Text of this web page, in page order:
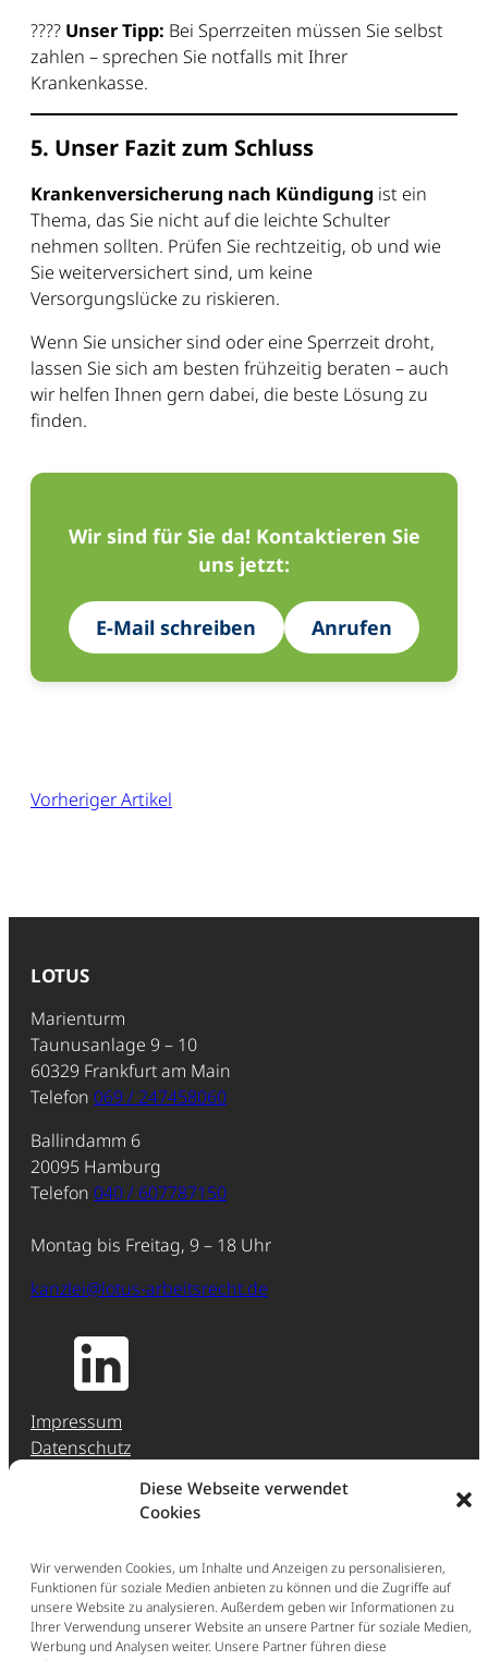
Diese Webseite verwendet
Cookies
Wir verwenden Cookies, um Inhalte und Anzeigen zu personalisieren,
Funktionen für soziale Medien anbieten zu können und die Zugriffe auf
unsere Website zu analysieren. Außerdem geben wir Informationen zu
Ihrer Verwendung unserer Website an unsere Partner für soziale Medien,
Werbung und Analysen weiter. Unsere Partner führen diese
???? Unser Tipp: Bei Sperrzeiten müssen Sie selbst
zahlen – sprechen Sie notfalls mit Ihrer
Krankenkasse.
5. Unser Fazit zum Schluss
Krankenversicherung nach Kündigung ist ein
Thema, das Sie nicht auf die leichte Schulter
nehmen sollten. Prüfen Sie rechtzeitig, ob und wie
Sie weiterversichert sind, um keine
Versorgungslücke zu riskieren.
Wenn Sie unsicher sind oder eine Sperrzeit droht,
lassen Sie sich am besten frühzeitig beraten – auch
wir helfen Ihnen gern dabei, die beste Lösung zu
finden.
Wir sind für Sie da! Kontaktieren Sie
uns jetzt:
E-Mail schreiben Anrufen
Vorheriger Artikel
LOTUS
Marienturm
Taunusanlage 9 – 10
60329 Frankfurt am Main
Telefon 069 / 247458060
Ballindamm 6
20095 Hamburg
Telefon 040 / 607787150
Montag bis Freitag, 9 – 18 Uhr
kanzlei@lotus-arbeitsrecht.de
Impressum
Datenschutz
Hinweisgeber-Meldestelle (HinSchG)
Ganz einfach: Buchen Sie direkt eine Erstberatung
im persönlichen Gespräch (297,50 € inkl. Ust.).